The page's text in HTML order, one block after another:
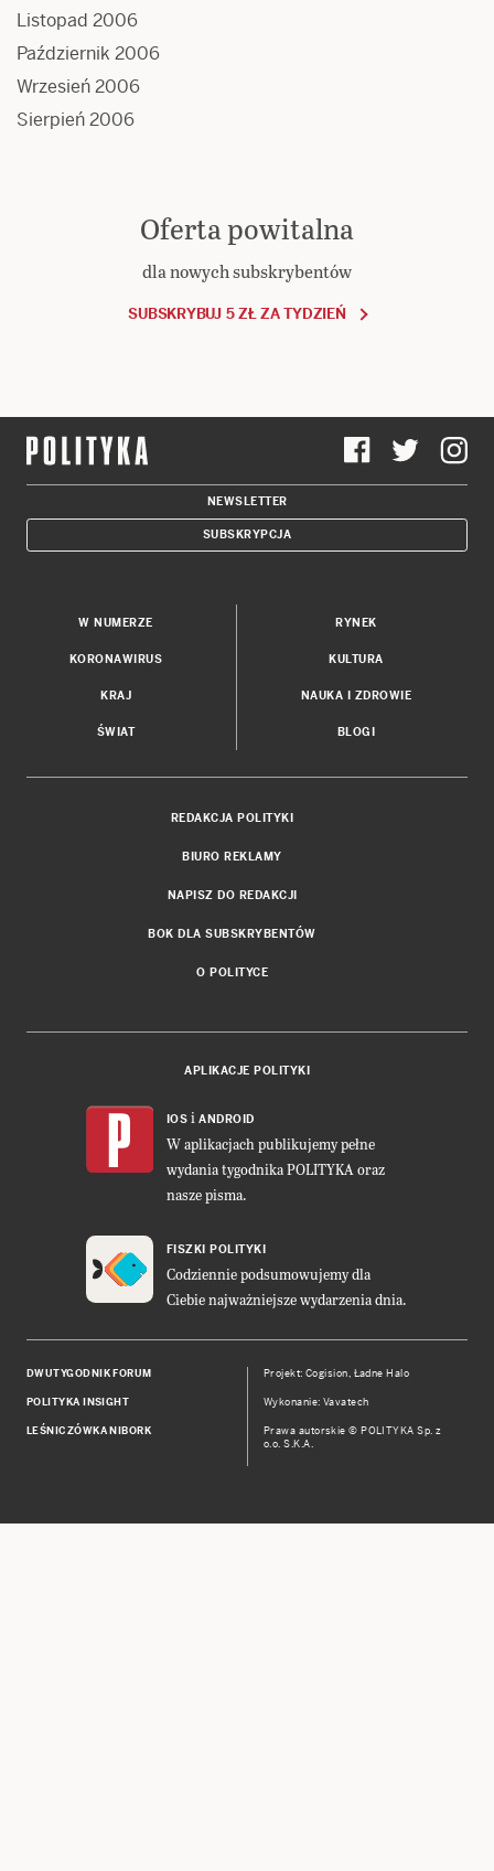
Listopad 2006
Październik 2006
Wrzesień 2006
Sierpień 2006
Oferta powitalna
dla nowych subskrybentów
SUBSKRYBUJ 5 ZŁ ZA TYDZIEŃ
NEWSLETTER
SUBSKRYPCJA
W NUMERZE
KORONAWIRUS
KRAJ
ŚWIAT
RYNEK
KULTURA
NAUKA I ZDROWIE
BLOGI
REDAKCJA POLITYKI
BIURO REKLAMY
NAPISZ DO REDAKCJI
BOK DLA SUBSKRYBENTÓW
O POLITYCE
APLIKACJE POLITYKI
IOS i ANDROID
W aplikacjach publikujemy pełne
wydania tygodnika POLITYKA oraz
nasze pisma.
FISZKI POLITYKI
Codziennie podsumowujemy dla
Ciebie najważniejsze wydarzenia dnia.
DWUTYGODNIK FORUM
POLITYKA INSIGHT
LEŚNICZÓWKA NIBORK
Projekt:Cogision, Ładne Halo
Wykonanie: Vavatech
Prawa autorskie © POLITYKA Sp. z
o.o. S.K.A.